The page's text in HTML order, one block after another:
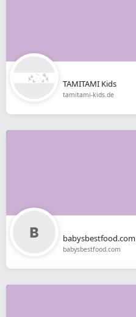
TAMITAMI Kids
tamitami-kids.de
babysbestfood.com
babysbestfood.com